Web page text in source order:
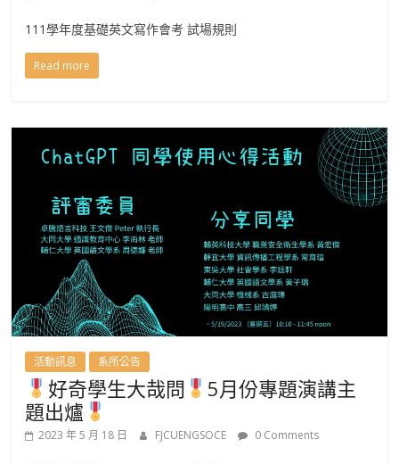
111學年度基礎英文寫作會考 試場規則
Read more
活動訊息 系所公告
好奇學生大哉問
5月份專題演講主
題出爐
2023 年 5 月 18 日 FJCUENGSOCE 0 Comments